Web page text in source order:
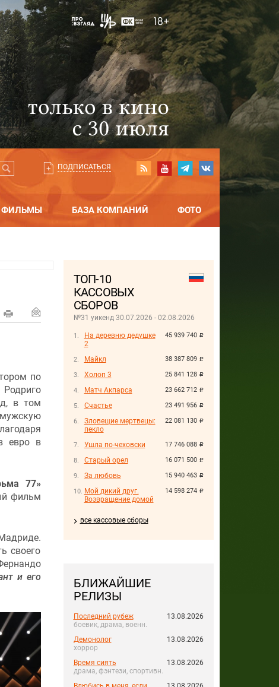
ПОДПИСАТЬСЯ
ФИЛЬМЫ БАЗА КОМПАНИЙ ФОТО
ТОП-10
КАССОВЫХ
СБОРОВ
№31 уикенд 30.07.2026 - 02.08.2026
45 939 740 руб.
На деревню дедушке
2
38 387 809 руб.
Майкл
25 841 128 руб.
Холоп 3
23 662 712 руб.
Матч Акпарса
23 491 956 руб.
Счастье
22 081 130 руб.
Зловещие мертвецы:
пекло
17 746 088 руб.
Ушла по-чеховски
16 071 500 руб.
Старый орел
15 940 463 руб.
За любовь
14 598 274 руб.
Мой дикий друг.
Возвращение домой
все кассовые сборы
БЛИЖАЙШИЕ
РЕЛИЗЫ
Последний рубеж
боевик, драма, военн.
13.08.2026
Демонолог
хоррор
13.08.2026
Время сиять
драма, фэнтези, спортивн.
13.08.2026
по
Родриго
в том
евро в
77»
фильм
своего
и его